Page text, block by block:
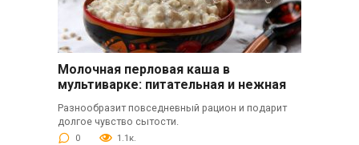
Молочная перловая каша в
мультиварке: питательная и нежная
Разнообразит повседневный рацион и подарит
долгое чувство сытости.
0 1.1к.